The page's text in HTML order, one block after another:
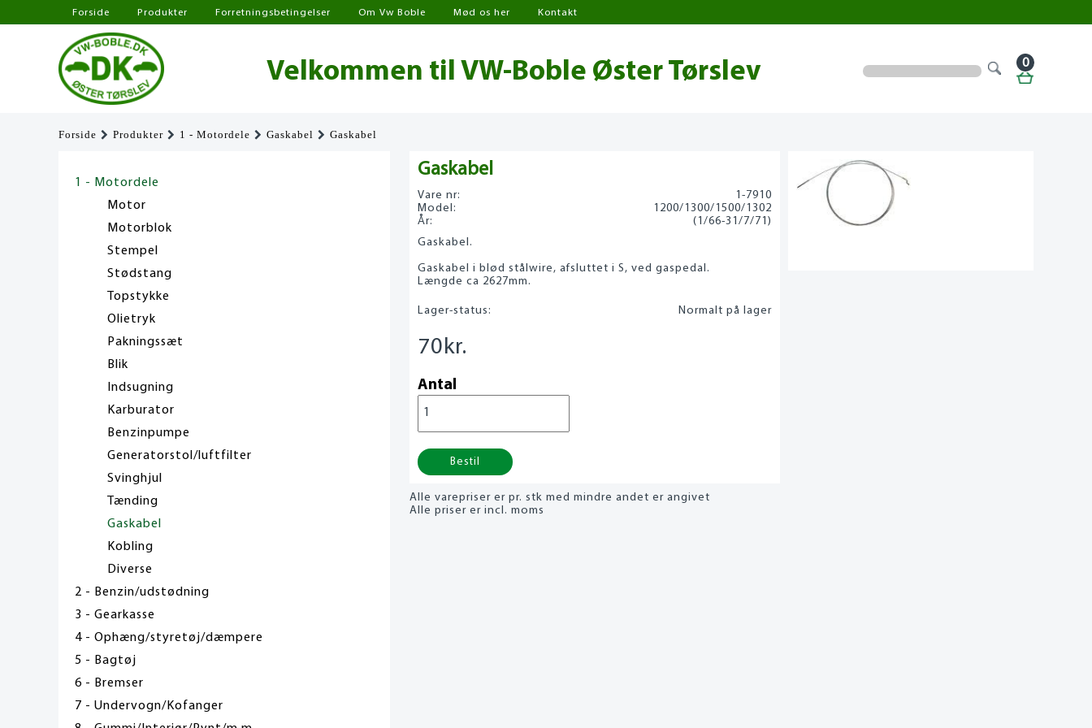
Forside Produkter Forretningsbetingelser Om Vw Boble Mød os her Kontakt
Velkommen til VW-Boble Øster Tørslev 0
Forside Produkter 1 - Motordele Gaskabel Gaskabel
1 - Motordele
Motor
Motorblok
Stempel
Stødstang
Topstykke
Olietryk
Pakningssæt
Blik
Indsugning
Karburator
Benzinpumpe
Generatorstol/luftfilter
Svinghjul
Tænding
Gaskabel
Kobling
Diverse
2 - Benzin/udstødning
3 - Gearkasse
4 - Ophæng/styretøj/dæmpere
5 - Bagtøj
6 - Bremser
7 - Undervogn/Kofanger
Gaskabel
Vare nr:
1-7910
Model:
1200/1300/1500/1302
År:
(1/66-31/7/71)
Gaskabel.
Gaskabel i blød stålwire, afsluttet i S, ved gaspedal.
Længde ca 2627mm.
Lager-status: Normalt på lager
70 kr.
Antal
Bestil
Alle varepriser er pr. stk med mindre andet er angivet
Alle priser er incl. moms